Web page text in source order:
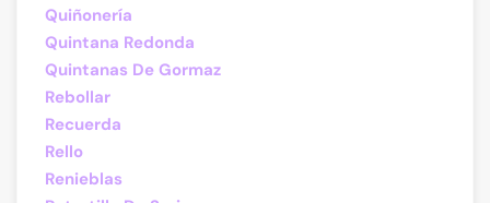
Quiñonería
Quintana Redonda
Quintanas De Gormaz
Rebollar
Recuerda
Rello
Renieblas